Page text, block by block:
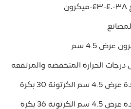
الحرارة المنخفضه والمرتفعه